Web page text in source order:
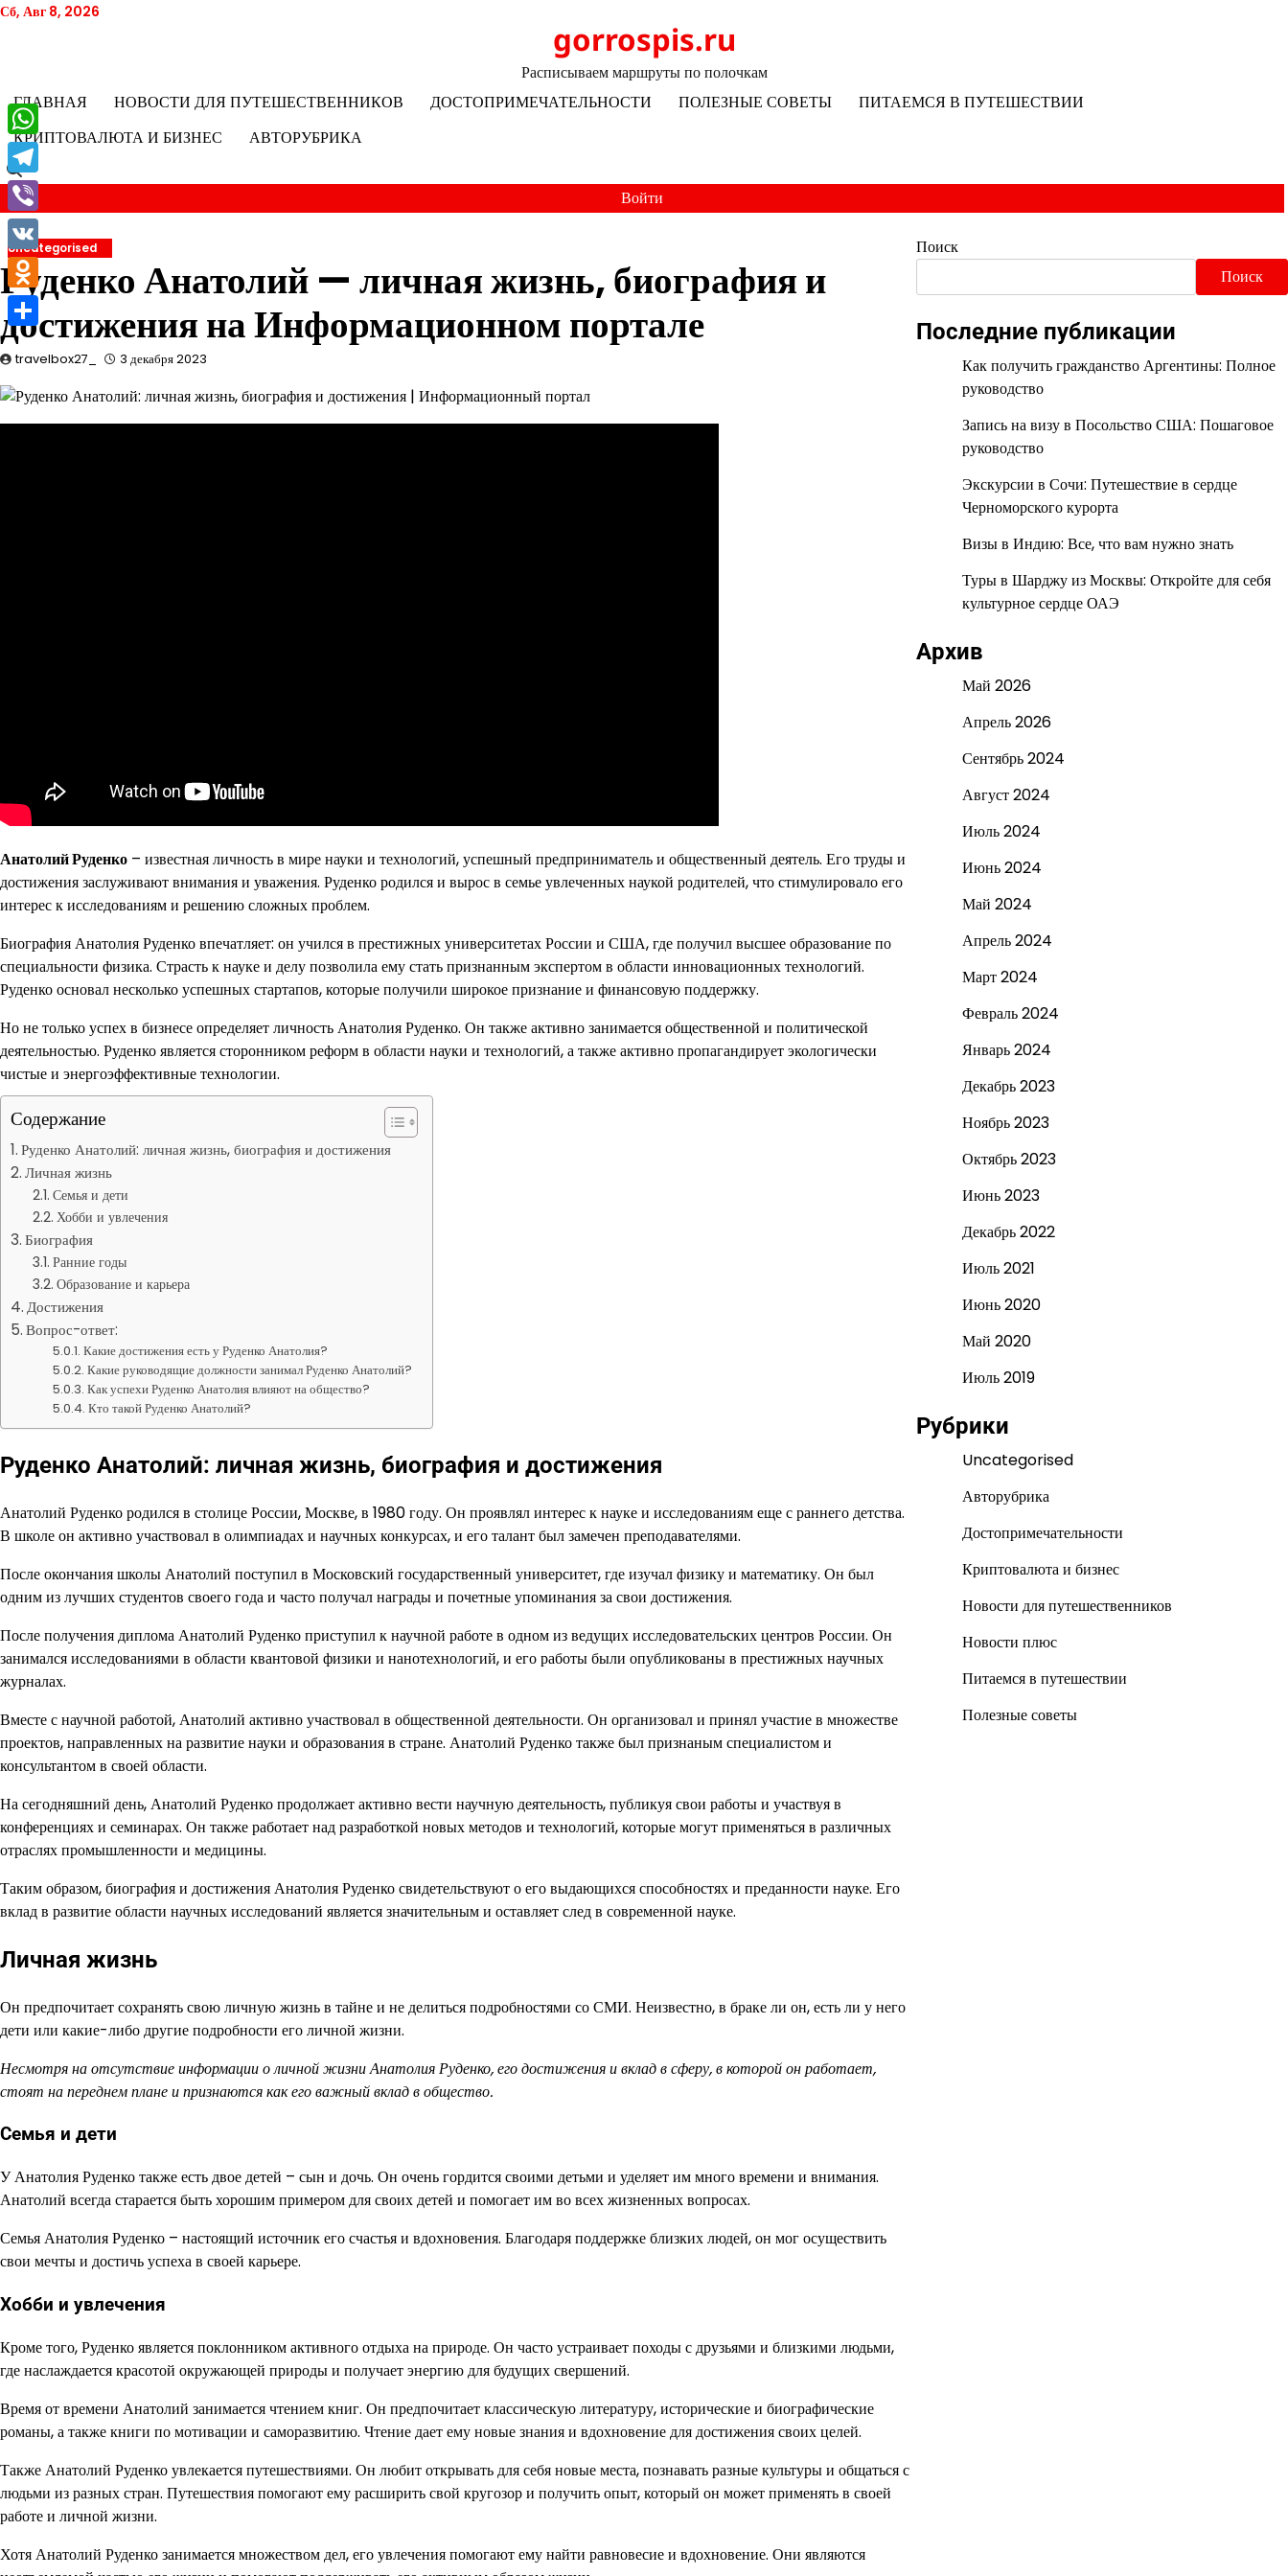
Перейти
Сб, Авг 8, 2026
gorrospis.ru
Расписываем маршруты по полочкам
ГЛАВНАЯ
НОВОСТИ ДЛЯ ПУТЕШЕСТВЕННИКОВ ДОСТОПРИМЕЧАТЕЛЬНОСТИ ПОЛЕЗНЫЕ СОВЕТЫ
ПИТАЕМСЯ В ПУТЕШЕСТВИИ
КРИПТОВАЛЮТА И БИЗНЕС
АВТОРУБРИКА
Войти
Uncategorised
Руденко Анатолий — личная жизнь, биография и
достижения на Информационном портале
travelbox27_ 3 декабря 2023
Анатолий Руденко – известная личность в мире науки и технологий, успешный предприниматель и общественный деятель. Его труды и
достижения заслуживают внимания и уважения. Руденко родился и вырос в семье увлеченных наукой родителей, что стимулировало его
интерес к исследованиям и решению сложных проблем.
Биография Анатолия Руденко впечатляет: он учился в престижных университетах России и США, где получил высшее образование по
специальности физика. Страсть к науке и делу позволила ему стать признанным экспертом в области инновационных технологий.
Руденко основал несколько успешных стартапов, которые получили широкое признание и финансовую поддержку.
Но не только успех в бизнесе определяет личность Анатолия Руденко. Он также активно занимается общественной и политической
деятельностью. Руденко является сторонником реформ в области науки и технологий, а также активно пропагандирует экологически
чистые и энергоэффективные технологии.
Содержание
Руденко Анатолий: личная жизнь, биография и достижения
Личная жизнь
Семья и дети
Хобби и увлечения
Биография
Ранние годы
Образование и карьера
Достижения
Вопрос-ответ:
Какие достижения есть у Руденко Анатолия?
Какие руководящие должности занимал Руденко Анатолий?
Как успехи Руденко Анатолия влияют на общество?
Кто такой Руденко Анатолий?
Руденко Анатолий: личная жизнь, биография и достижения
Анатолий Руденко родился в столице России, Москве, в 1980 году. Он проявлял интерес к науке и исследованиям еще с раннего детства.
В школе он активно участвовал в олимпиадах и научных конкурсах, и его талант был замечен преподавателями.
После окончания школы Анатолий поступил в Московский государственный университет, где изучал физику и математику. Он был
одним из лучших студентов своего года и часто получал награды и почетные упоминания за свои достижения.
После получения диплома Анатолий Руденко приступил к научной работе в одном из ведущих исследовательских центров России. Он
занимался исследованиями в области квантовой физики и нанотехнологий, и его работы были опубликованы в престижных научных
журналах.
Вместе с научной работой, Анатолий активно участвовал в общественной деятельности. Он организовал и принял участие в множестве
проектов, направленных на развитие науки и образования в стране. Анатолий Руденко также был признаным специалистом и
консультантом в своей области.
На сегодняшний день, Анатолий Руденко продолжает активно вести научную деятельность, публикуя свои работы и участвуя в
конференциях и семинарах. Он также работает над разработкой новых методов и технологий, которые могут применяться в различных
отраслях промышленности и медицины.
Таким образом, биография и достижения Анатолия Руденко свидетельствуют о его выдающихся способностях и преданности науке. Его
вклад в развитие области научных исследований является значительным и оставляет след в современной науке.
Личная жизнь
Он предпочитает сохранять свою личную жизнь в тайне и не делиться подробностями со СМИ. Неизвестно, в браке ли он, есть ли у него
дети или какие-либо другие подробности его личной жизни.
Несмотря на отсутствие информации о личной жизни Анатолия Руденко, его достижения и вклад в сферу, в которой он работает,
стоят на переднем плане и признаются как его важный вклад в общество.
Семья и дети
У Анатолия Руденко также есть двое детей – сын и дочь. Он очень гордится своими детьми и уделяет им много времени и внимания.
Анатолий всегда старается быть хорошим примером для своих детей и помогает им во всех жизненных вопросах.
Семья Анатолия Руденко – настоящий источник его счастья и вдохновения. Благодаря поддержке близких людей, он мог осуществить
свои мечты и достичь успеха в своей карьере.
Хобби и увлечения
Кроме того, Руденко является поклонником активного отдыха на природе. Он часто устраивает походы с друзьями и близкими людьми,
где наслаждается красотой окружающей природы и получает энергию для будущих свершений.
Время от времени Анатолий занимается чтением книг. Он предпочитает классическую литературу, исторические и биографические
романы, а также книги по мотивации и саморазвитию. Чтение дает ему новые знания и вдохновение для достижения своих целей.
Также Анатолий Руденко увлекается путешествиями. Он любит открывать для себя новые места, познавать разные культуры и общаться с
людьми из разных стран. Путешествия помогают ему расширить свой кругозор и получить опыт, который он может применять в своей
работе и личной жизни.
Хотя Анатолий Руденко занимается множеством дел, его увлечения помогают ему найти равновесие и вдохновение. Они являются
Поиск
Поиск
Последние публикации
Как получить гражданство Аргентины: Полное
руководство
Запись на визу в Посольство США: Пошаговое
руководство
Экскурсии в Сочи: Путешествие в сердце
Черноморского курорта
Визы в Индию: Все, что вам нужно знать
Туры в Шарджу из Москвы: Откройте для себя
культурное сердце ОАЭ
Архив
Май 2026
Апрель 2026
Сентябрь 2024
Август 2024
Июль 2024
Июнь 2024
Май 2024
Апрель 2024
Март 2024
Февраль 2024
Январь 2024
Декабрь 2023
Ноябрь 2023
Октябрь 2023
Июнь 2023
Декабрь 2022
Июль 2021
Июнь 2020
Май 2020
Июль 2019
Рубрики
Uncategorised
Авторубрика
Достопримечательности
Криптовалюта и бизнес
Новости для путешественников
Новости плюс
Питаемся в путешествии
Полезные советы
WhatsApp
Telegram
Viber
VK
Odnoklassniki
Отправить